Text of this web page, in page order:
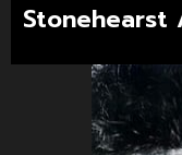
Stonehearst